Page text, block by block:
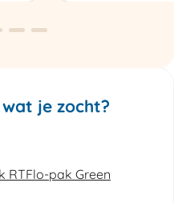
je zocht?
RTFlo-pak Green